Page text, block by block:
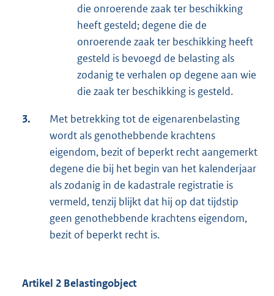
die onroerende zaak ter beschikking
heeft gesteld; degene die de
onroerende zaak ter beschikking heeft
gesteld is bevoegd de belasting als
zodanig te verhalen op degene aan wie
die zaak ter beschikking is gesteld.
3.
Met betrekking tot de eigenarenbelasting
wordt als genothebbende krachtens
eigendom, bezit of beperkt recht aangemerkt
degene die bij het begin van het kalenderjaar
als zodanig in de kadastrale registratie is
vermeld, tenzij blijkt dat hij op dat tijdstip
geen genothebbende krachtens eigendom,
bezit of beperkt recht is.
Artikel 2 Belastingobject